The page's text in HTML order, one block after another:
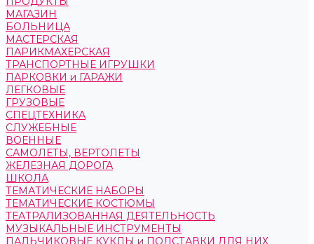
МАГАЗИН
БОЛЬНИЦА
МАСТЕРСКАЯ
ПАРИКМАХЕРСКАЯ
ТРАНСПОРТНЫЕ ИГРУШКИ
ПАРКОВКИ и ГАРАЖИ
ЛЕГКОВЫЕ
ГРУЗОВЫЕ
СПЕЦТЕХНИКА
СЛУЖЕБНЫЕ
ВОЕННЫЕ
САМОЛЕТЫ, ВЕРТОЛЕТЫ
ЖЕЛЕЗНАЯ ДОРОГА
ШКОЛА
ТЕМАТИЧЕСКИЕ НАБОРЫ
ТЕМАТИЧЕСКИЕ КОСТЮМЫ
ТЕАТРАЛИЗОВАННАЯ ДЕЯТЕЛЬНОСТЬ
МУЗЫКАЛЬНЫЕ ИНСТРУМЕНТЫ
ПАЛЬЧИКОВЫЕ КУКЛЫ и ПОДСТАВКИ ДЛЯ НИХ